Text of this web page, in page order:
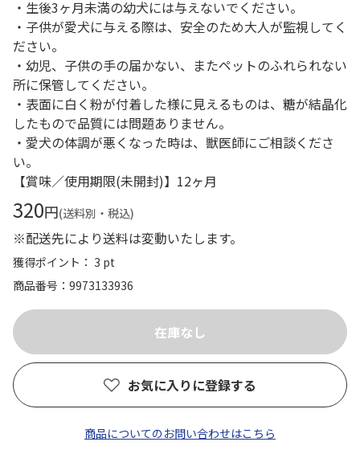
・生後3ヶ月未満の幼犬には与えないでください。
・子供が愛犬に与える際は、安全のため大人が監視してく
ださい。
・幼児、子供の手の届かない、またペットのふれられない
所に保管してください。
・表面に白く粉が付着した様に見えるものは、糖が結晶化
したもので品質には問題ありません。
・愛犬の体調が悪くなった時は、獣医師にご相談くださ
い。
【賞味／使用期限(未開封)】12ヶ月
320円(送料別・税込)
※配送先により送料は変動いたします。
獲得ポイント： 3 pt
商品番号
9973133936
お気に入りに登録する
商品についてのお問い合わせはこちら